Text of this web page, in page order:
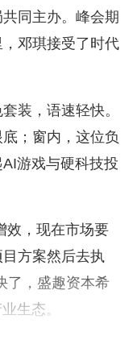
同主办。峰会期
邓琪接受了时代
装，语速轻快。
；窗内，这位负
游戏与硬科技投
效，现在市场要
方案然后去执
了，盛趣资本希
生态。